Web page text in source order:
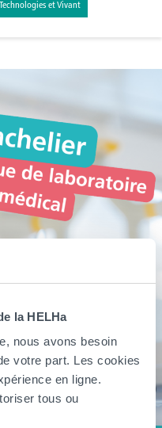
la HELHa
nous avons besoin
votre part. Les cookies
en ligne.
tous ou
et Vivant